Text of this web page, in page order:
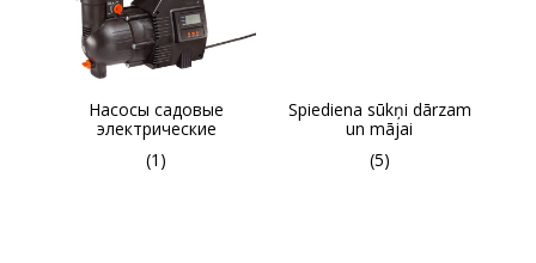
Насосы садовые
электрические
(1)
Spiediena sūkņi dārzam
un mājai
(5)